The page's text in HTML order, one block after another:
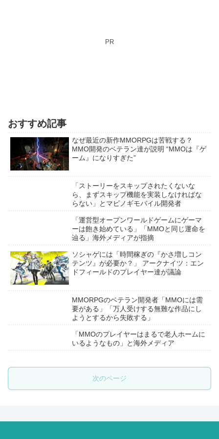
PR
おすすめ記事
なぜ最近の新作MMORPGは苦戦する？
MMO開発のベテラン達が説明 “MMOは『ゲ
ーム』になりすぎた”
「ストーリーをスキップされたくないな
ら、まずスキップ機能を実装しなければな
らない」とマビノギモバイル開発者
「運営型オープンワールドゲームにゲーマ
ーは飽き始めている」「MMOと同じ運命を
辿る」海外メディアが指摘
ソシャゲには「時間稼ぎの『かさ増しコン
テンツ』が必要か？」 アークナイツ：エン
ドフィールドのプレイヤー達が議論
MMORPGのベテラン開発者「MMOには需
要がある」「万人受けする無難な作品にし
ようとするから失敗する」
「MMOのプレイヤーはまるで老人ホームに
いるようなもの」と海外メディア
次のページ